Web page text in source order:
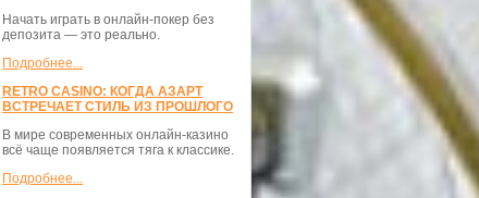
Начать играть в онлайн-покер без
депозита — это реально.
Подробнее...
RETRO CASINO: КОГДА АЗАРТ
ВСТРЕЧАЕТ СТИЛЬ ИЗ ПРОШЛОГО
В мире современных онлайн-казино
всё чаще появляется тяга к классике.
Подробнее...